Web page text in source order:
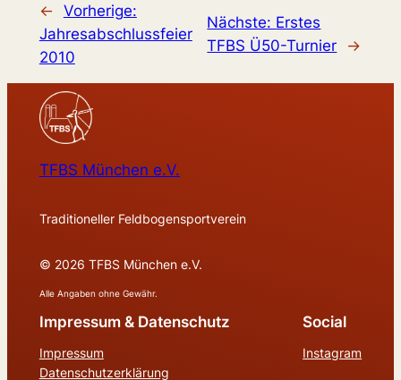
← Vorherige:
Jahresabschlussfeier
2010
Nächste: Erstes
TFBS Ü50-Turnier
→
TFBS München e.V.
Traditioneller Feldbogensportverein
© 2026 TFBS München e.V.
Alle Angaben ohne Gewähr.
Impressum & Datenschutz
Impressum
Datenschutzerklärung
Social
Instagram